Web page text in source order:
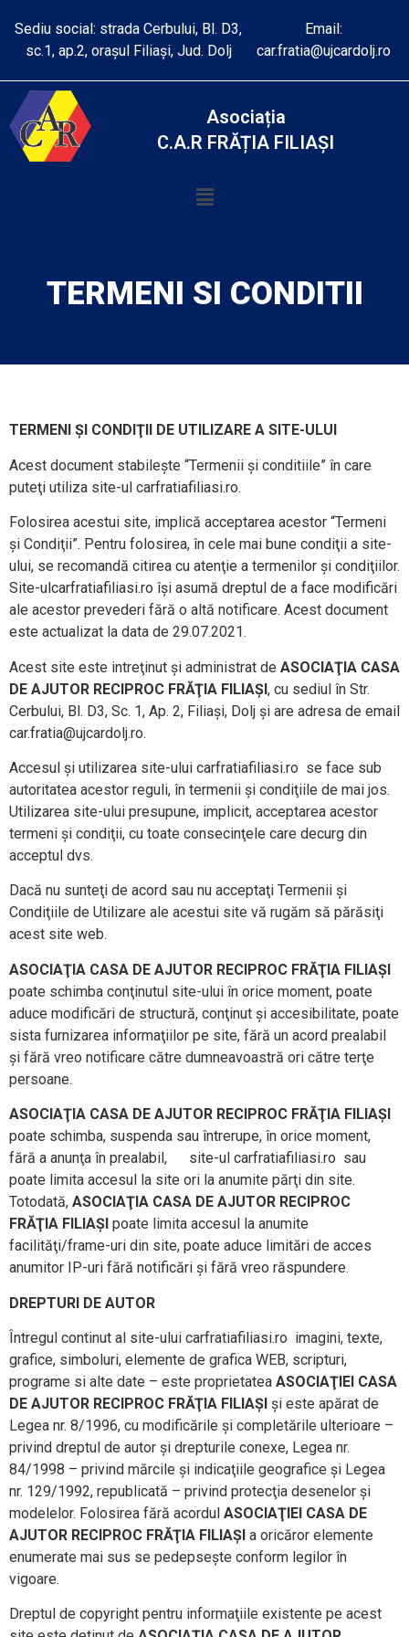
Sediu social: strada Cerbului, Bl. D3,
sc.1, ap.2, orașul Filiași, Jud. Dolj
Email:
car.fratia@ujcardolj.ro
Asociația
C.A.R FRĂȚIA FILIAȘI
TERMENI SI CONDITII
TERMENI ŞI CONDIŢII DE UTILIZARE A SITE-ULUI
Acest document stabileşte “Termenii şi conditiile” în care
puteţi utiliza site-ul carfratiafiliasi.ro.
Folosirea acestui site, implică acceptarea acestor “Termeni
şi Condiţii”. Pentru folosirea, în cele mai bune condiţii a site-
ului, se recomandă citirea cu atenţie a termenilor şi condiţiilor.
Site-ulcarfratiafiliasi.ro îşi asumă dreptul de a face modificări
ale acestor prevederi fără o altă notificare. Acest document
este actualizat la data de 29.07.2021.
Acest site este intreţinut şi administrat de ASOCIAŢIA CASA
DE AJUTOR RECIPROC FRĂŢIA FILIAŞI, cu sediul în Str.
Cerbului, Bl. D3, Sc. 1, Ap. 2, Filiaşi, Dolj şi are adresa de email
car.fratia@ujcardolj.ro.
Accesul şi utilizarea site-ului carfratiafiliasi.ro se face sub
autoritatea acestor reguli, în termenii şi condiţiile de mai jos.
Utilizarea site-ului presupune, implicit, acceptarea acestor
termeni şi condiţii, cu toate consecinţele care decurg din
acceptul dvs.
Dacă nu sunteţi de acord sau nu acceptaţi Termenii şi
Condiţiile de Utilizare ale acestui site vă rugăm să părăsiţi
acest site web.
ASOCIAŢIA CASA DE AJUTOR RECIPROC FRĂŢIA FILIAŞI
poate schimba conţinutul site-ului în orice moment, poate
aduce modificări de structură, conţinut şi accesibilitate, poate
sista furnizarea informaţiilor pe site, fără un acord prealabil
şi fără vreo notificare către dumneavoastră ori către terţe
persoane.
ASOCIAŢIA CASA DE AJUTOR RECIPROC FRĂŢIA FILIAŞI
poate schimba, suspenda sau întrerupe, în orice moment,
fără a anunţa în prealabil, site-ul carfratiafiliasi.ro sau
poate limita accesul la site ori la anumite părţi din site.
Totodată, ASOCIAŢIA CASA DE AJUTOR RECIPROC
FRĂŢIA FILIAŞI poate limita accesul la anumite
facilităţi/frame-uri din site, poate aduce limitări de acces
anumitor IP-uri fără notificări şi fără vreo răspundere.
DREPTURI DE AUTOR
Întregul continut al site-ului carfratiafiliasi.ro imagini, texte,
grafice, simboluri, elemente de grafica WEB, scripturi,
programe si alte date – este proprietatea ASOCIAŢIEI CASA
DE AJUTOR RECIPROC FRĂŢIA FILIAŞI şi este apărat de
Legea nr. 8/1996, cu modificările şi completările ulterioare –
privind dreptul de autor şi drepturile conexe, Legea nr.
84/1998 – privind mărcile şi indicaţiile geografice şi Legea
nr. 129/1992, republicată – privind protecţia desenelor şi
modelelor. Folosirea fără acordul ASOCIAŢIEI CASA DE
AJUTOR RECIPROC FRĂŢIA FILIAŞI a oricăror elemente
enumerate mai sus se pedepseşte conform legilor în
vigoare.
Dreptul de copyright pentru informaţiile existente pe acest